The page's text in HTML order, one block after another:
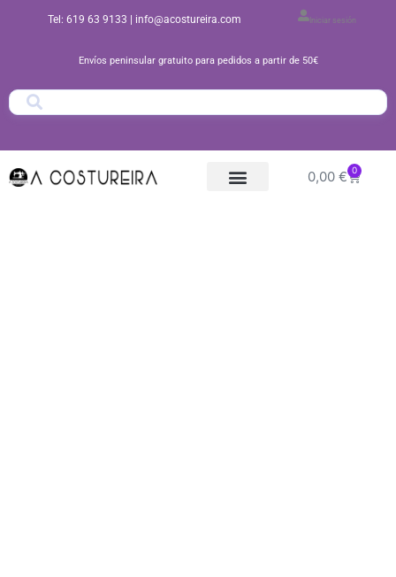
Tel: 619 63 9133 | info@acostureira.com Iniciar sesión
Envíos peninsular gratuito para pedidos a partir de 50€
0,00 € 0
Carrito